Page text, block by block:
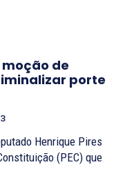
de
porte
Henrique Pires
(PEC) que